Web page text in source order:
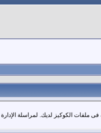
ملفات الكوكيز لديك. لمراسلة الإدارة